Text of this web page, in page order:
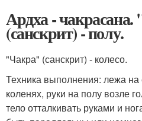
Ардха -
(санскрит) - полу.
"Чакра" (санскрит) - колесо.
Техника выполнения: лежа на
коленях, руки на полу возле
тело отталкивать руками и